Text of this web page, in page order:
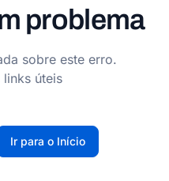
problema
sobre este erro.
úteis
Ir para o Início